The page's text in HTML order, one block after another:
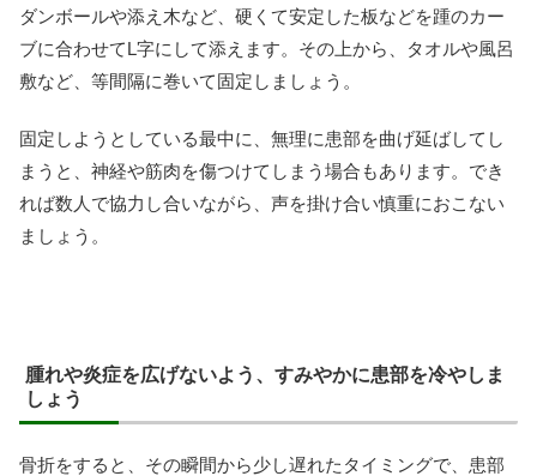
ダンボールや添え木など、硬くて安定した板などを踵のカー
ブに合わせてL字にして添えます。その上から、タオルや風呂
敷など、等間隔に巻いて固定しましょう。
固定しようとしている最中に、無理に患部を曲げ延ばしてし
まうと、神経や筋肉を傷つけてしまう場合もあります。でき
れば数人で協力し合いながら、声を掛け合い慎重におこない
ましょう。
腫れや炎症を広げないよう、すみやかに患部を冷やしま
しょう
骨折をすると、その瞬間から少し遅れたタイミングで、患部